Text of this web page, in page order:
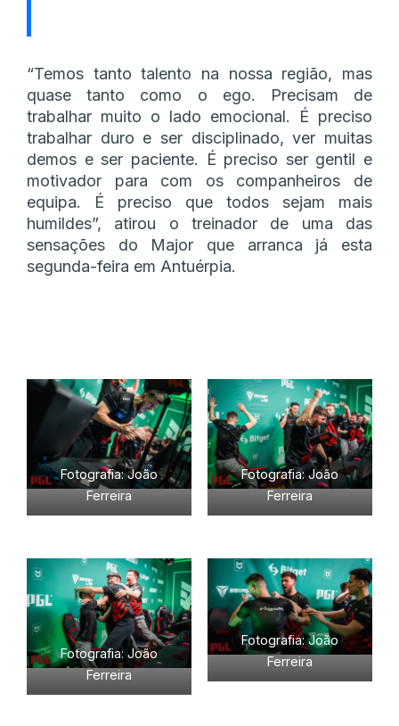
“Temos tanto talento na nossa região, mas
quase tanto como o ego. Precisam de
trabalhar muito o lado emocional. É preciso
trabalhar duro e ser disciplinado, ver muitas
demos e ser paciente. É preciso ser gentil e
motivador para com os companheiros de
equipa. É preciso que todos sejam mais
humildes”, atirou o treinador de uma das
sensações do Major que arranca já esta
segunda-feira em Antuérpia.
Fotografia: João
Ferreira
Fotografia: João
Ferreira
Fotografia: João
Ferreira
Fotografia: João
Ferreira